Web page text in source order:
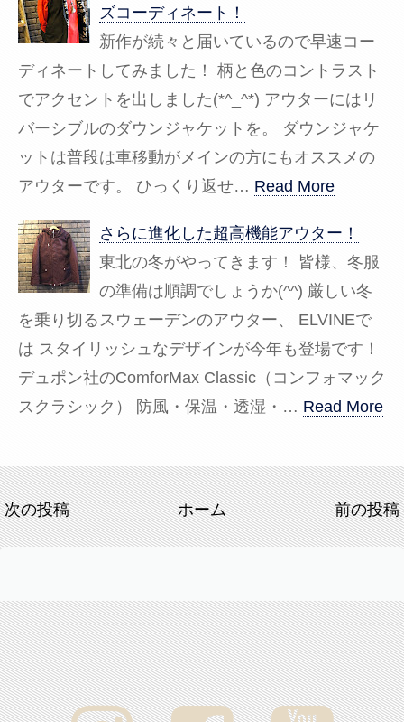
ズコーディネート！
新作が続々と届いているので早速コー
ディネートしてみました！ 柄と色のコントラスト
でアクセントを出しました(*^_^*) アウターにはリ
バーシブルのダウンジャケットを。 ダウンジャケ
ットは普段は車移動がメインの方にもオススメの
アウターです。 ひっくり返せ… Read More
さらに進化した超高機能アウター！
東北の冬がやってきます！ 皆様、冬服
の準備は順調でしょうか(^^) 厳しい冬
を乗り切るスウェーデンのアウター、 ELVINEで
は スタイリッシュなデザインが今年も登場です！
デュポン社のComforMax Classic（コンフォマック
スクラシック） 防風・保温・透湿・… Read More
次の投稿 前の投稿
ホーム